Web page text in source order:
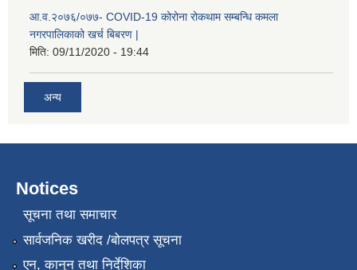
आ.व.२०७६/०७७- COVID-19 कोरोना रोकथाम सम्बन्धि कमला
नगरपालिकाको खर्च बिबरण |
मिति: 09/11/2020 - 19:44
अन्य
Notices
सूचना तथा समाचार
सार्वजनिक खरीद /बोलपत्र सूचना
एन, कानुन तथा निर्देशिका